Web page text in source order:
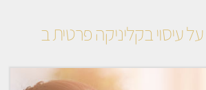
עיסוי בקליניקה פרטית ב